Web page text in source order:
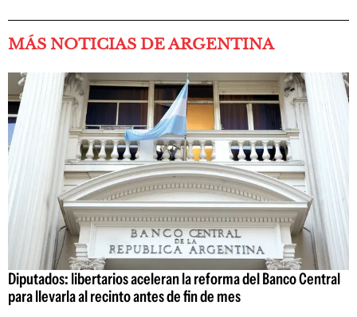
MÁS NOTICIAS DE ARGENTINA
Diputados: libertarios aceleran la reforma del Banco Central
para llevarla al recinto antes de fin de mes